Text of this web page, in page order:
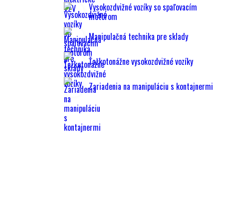
Vysokozdvižné vozíky so spaľovacím
motorom
Manipulačná technika pre sklady
Ťažkotonážne vysokozdvižné vozíky
Zariadenia na manipuláciu s kontajnermi